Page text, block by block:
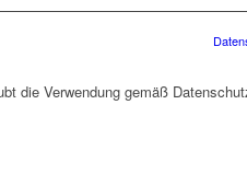
die Verwendung gemäß